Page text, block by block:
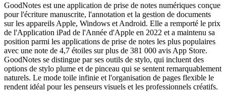
GoodNotes est une application de prise de notes numériques conçue
pour l'écriture manuscrite, l'annotation et la gestion de documents
sur les appareils Apple, Windows et Android. Elle a remporté le prix
de l'Application iPad de l'Année d'Apple en 2022 et a maintenu sa
position parmi les applications de prise de notes les plus populaires
avec une note de 4,7 étoiles sur plus de 381 000 avis App Store.
GoodNotes se distingue par ses outils de stylo, qui incluent des
options de stylo plume et de pinceau qui se sentent remarquablement
naturels. Le mode toile infinie et l'organisation de pages flexible le
rendent idéal pour les penseurs visuels et les professionnels créatifs.